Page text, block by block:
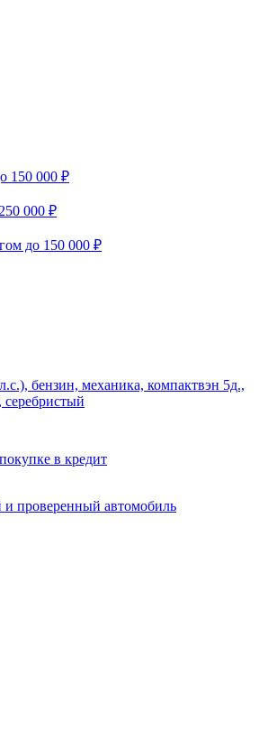
150 000 ₽
000 ₽
до 150 000 ₽
бензин, механика, компактвэн 5д.,
в кредит
проверенный автомобиль